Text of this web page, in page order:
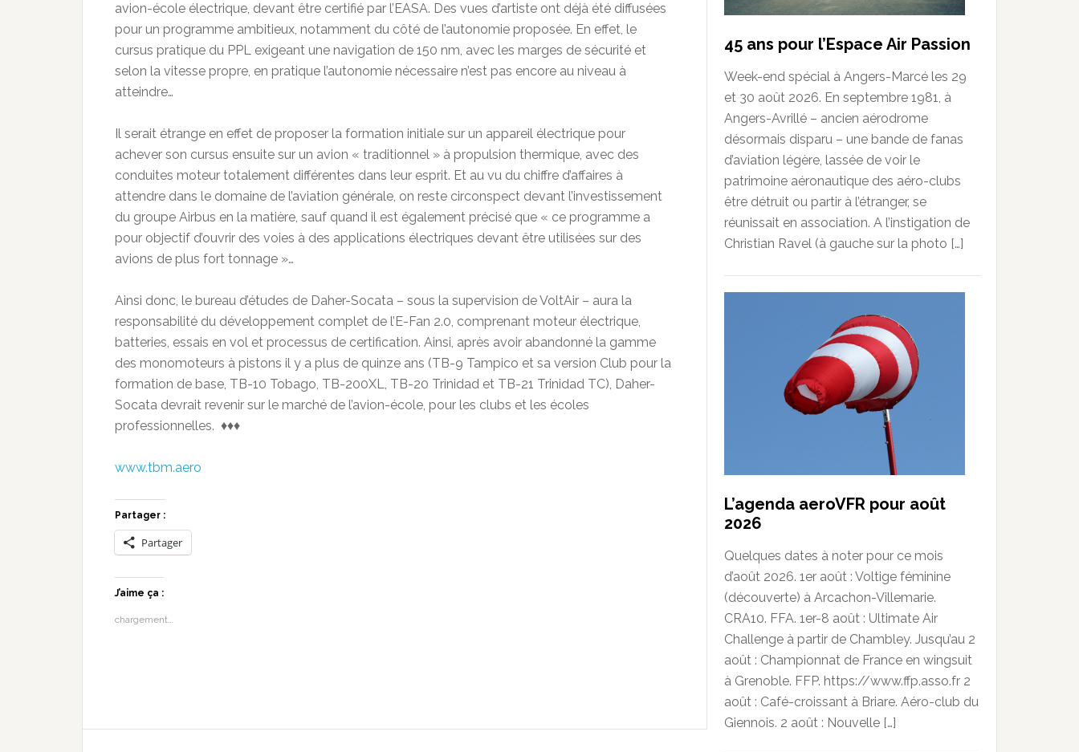
avion-école électrique, devant être certifié par l’EASA. Des vues d’artiste ont déjà été diffusées
pour un programme ambitieux, notamment du côté de l’autonomie proposée. En effet, le
cursus pratique du PPL exigeant une navigation de 150 nm, avec les marges de sécurité et
selon la vitesse propre, en pratique l’autonomie nécessaire n’est pas encore au niveau à
atteindre…
Il serait étrange en effet de proposer la formation initiale sur un appareil électrique pour
achever son cursus ensuite sur un avion « traditionnel » à propulsion thermique, avec des
conduites moteur totalement différentes dans leur esprit. Et au vu du chiffre d’affaires à
attendre dans le domaine de l’aviation générale, on reste circonspect devant l’investissement
du groupe Airbus en la matière, sauf quand il est également précisé que « ce programme a
pour objectif d’ouvrir des voies à des applications électriques devant être utilisées sur des
avions de plus fort tonnage »…
Ainsi donc, le bureau d’études de Daher-Socata – sous la supervision de VoltAir – aura la
responsabilité du développement complet de l’E-Fan 2.0, comprenant moteur électrique,
batteries, essais en vol et processus de certification. Ainsi, après avoir abandonné la gamme
des monomoteurs à pistons il y a plus de quinze ans (TB-9 Tampico et sa version Club pour la
formation de base, TB-10 Tobago, TB-200XL, TB-20 Trinidad et TB-21 Trinidad TC), Daher-
Socata devrait revenir sur le marché de l’avion-école, pour les clubs et les écoles
professionnelles. ♦♦♦
www.tbm.aero
Partager :
Partager
J’aime ça :
chargement…
45 ans pour l’Espace Air Passion
Week-end spécial à Angers-Marcé les 29
et 30 août 2026. En septembre 1981, à
Angers-Avrillé – ancien aérodrome
désormais disparu – une bande de fanas
d’aviation légère, lassée de voir le
patrimoine aéronautique des aéro-clubs
être détruit ou partir à l’étranger, se
réunissait en association. A l’instigation de
Christian Ravel (à gauche sur la photo […]
L’agenda aeroVFR pour août
2026
Quelques dates à noter pour ce mois
d’août 2026. 1er août : Voltige féminine
(découverte) à Arcachon-Villemarie.
CRA10. FFA. 1er-8 août : Ultimate Air
Challenge à partir de Chambley. Jusqu’au 2
août : Championnat de France en wingsuit
à Grenoble. FFP. https://www.ffp.asso.fr 2
août : Café-croissant à Briare. Aéro-club du
Giennois. 2 août : Nouvelle […]